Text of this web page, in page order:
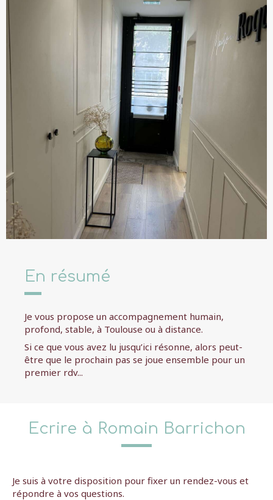
En résumé
Je vous propose un accompagnement humain,
profond, stable, à Toulouse ou à distance.
Si ce que vous avez lu jusqu’ici résonne, alors peut-
être que le prochain pas se joue ensemble pour un
premier rdv...
Ecrire à Romain Barrichon
Je suis à votre disposition pour fixer un rendez-vous et
répondre à vos questions.